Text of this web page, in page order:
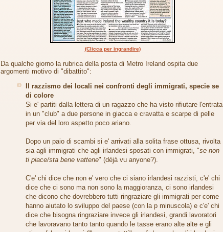
(Clicca per ingrandire)
Da qualche giorno la rubrica della posta di Metro Ireland ospita due
argomenti motivo di "dibattito":
Il razzismo dei locali nei confronti degli immigrati, specie se
di colore
Si e' partiti dalla lettera di un ragazzo che ha visto rifiutare l'entrata
in un "club" a due persone in giacca e cravatta e scarpe di pelle
per via del loro aspetto poco ariano.
Dopo un paio di scambi si e' arrivati alla solita frase ottusa, rivolta
sia agli immigrati che agli irlandesi sposati con immigrati, "se non
ti piace/sta bene vattene" (déjà vu anyone?).
C'e' chi dice che non e' vero che ci siano irlandesi razzisti, c'e' chi
dice che ci sono ma non sono la maggioranza, ci sono irlandesi
che dicono che dovrebbero tutti ringraziare gli immigrati per come
hanno aiutato lo sviluppo del paese (con la p minuscola) e c'e' chi
dice che bisogna ringraziare invece gli irlandesi, grandi lavoratori
che lavoravano tanto tanto quando le tasse erano alte alte e gli